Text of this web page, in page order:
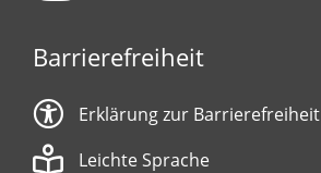
Barrierefreiheit
Erklärung zur Barrierefreiheit
Leichte Sprache